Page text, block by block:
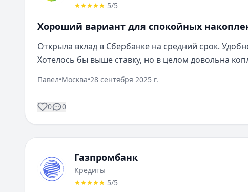
5/5
Хороший вариант для спокойных
Открыла вклад в Сбербанке на средний срок.
Хотелось бы выше ставку, но в целом довольна
Павел•Москва•28 сентября 2025 г.
0 0
Газпромбанк
Кредиты
5/5